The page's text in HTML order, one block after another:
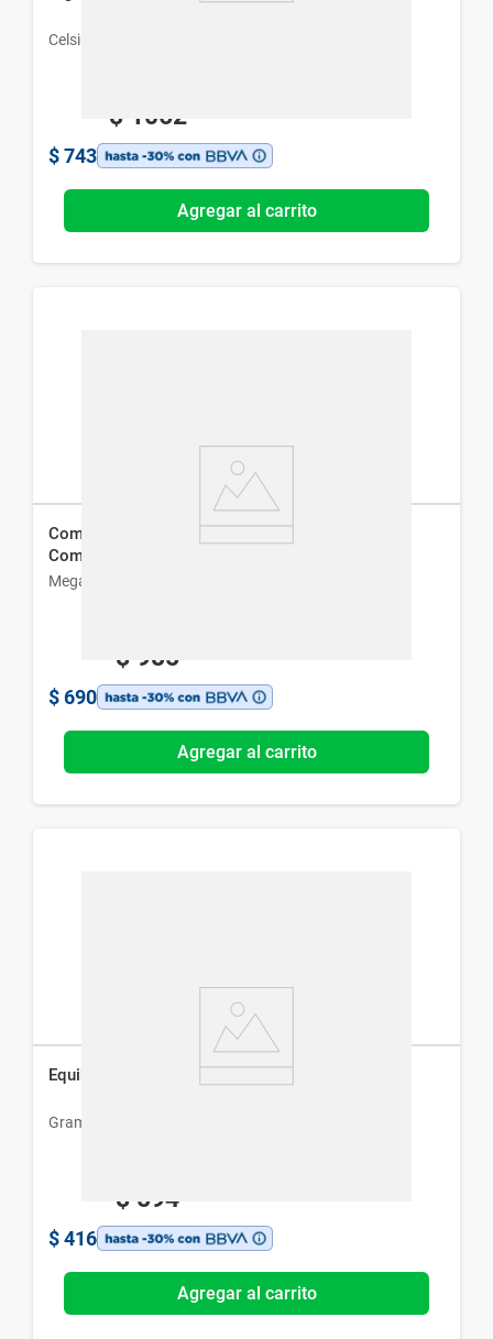
Celsius
$ 1062
$ 743
Agregar al carrito
Comitoina Simple Fenitoína Sódica 100 mg x 30
Comp
Megalabs
$ 985
$ 690
Agregar al carrito
Equibral x 30 Comp
Gramon Bago
$ 594
$ 416
Agregar al carrito